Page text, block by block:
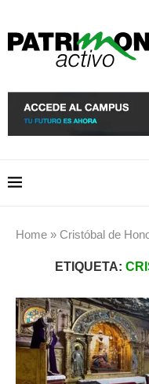
Home » Cristóbal de
ETIQUETA: